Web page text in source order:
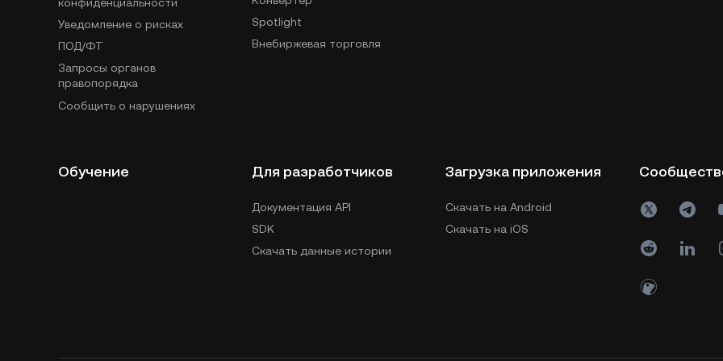
конфиденциальности
Уведомление о рисках
ПОД/ФТ
Запросы органов
правопорядка
Сообщить о нарушениях
Spotlight
Внебиржевая торговля
Обучение Для разработчиков
Документация API
SDK
Скачать данные истории
Загрузка приложения
Скачать на Android
Скачать на iOS